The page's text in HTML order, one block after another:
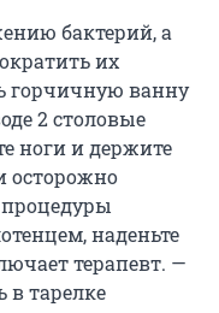
бактерий, а
их
горчичную ванну
2 столовые
ноги и держите
осторожно
наденьте
терапевт. —
тарелке